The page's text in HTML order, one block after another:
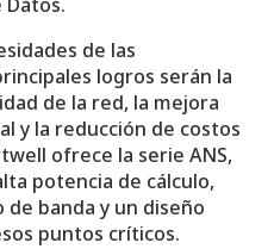
de las
logros serán la
de la red, la mejora
y la reducción de costos
ofrece la serie ANS,
potencia de cálculo,
de banda y un diseño
puntos críticos.